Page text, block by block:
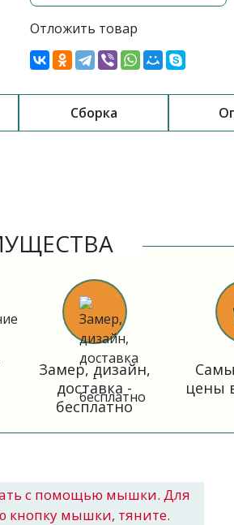
Отложить товар
Сборка
Замер, дизайн,
доставка -
бесплатно
цены
с помощью мышки. Для
кнопку мышки, тяните.